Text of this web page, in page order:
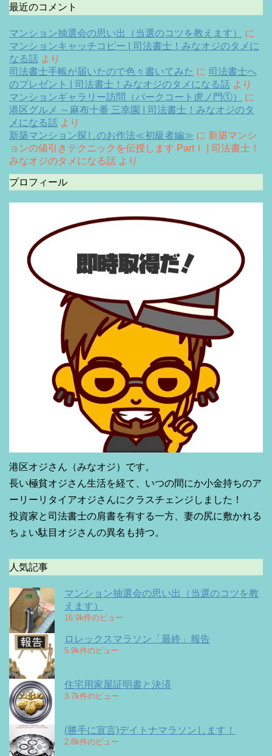
最近のコメント
マンション抽選会の思い出（当選のコツを教えます）
に
マンションキャッチコピー | 司法書士！みなオジのタメに
なる話 より
司法書士手帳が届いたので色々書いてみた に 司法書士へ
のプレゼント | 司法書士！みなオジのタメになる話 より
マンションギャラリー訪問（パークコート虎ノ門①）
に
港区グルメ ～麻布十番 三幸園 | 司法書士！みなオジのタ
メになる話 より
新築マンション探しのお作法≪初級者編≫ に 新築マンシ
ョンの値引きテクニックを伝授します PartⅠ | 司法書士！
みなオジのタメになる話 より
プロフィール
港区オジさん（みなオジ）です。
長い極貧オジさん生活を経て、いつの間にか小金持ちのア
ーリーリタイアオジさんにクラスチェンジしました！
投資家と司法書士の肩書を有する一方、妻の尻に敷かれる
ちょい駄目オジさんの異名も持つ。
人気記事
マンション抽選会の思い出（当選のコツを教
えます）
16.9k件のビュー
ロレックスマラソン「最終」報告
5.9k件のビュー
住宅用家屋証明書と決済
3.7k件のビュー
(勝手に宣言)デイトナマラソンします！
2.8k件のビュー